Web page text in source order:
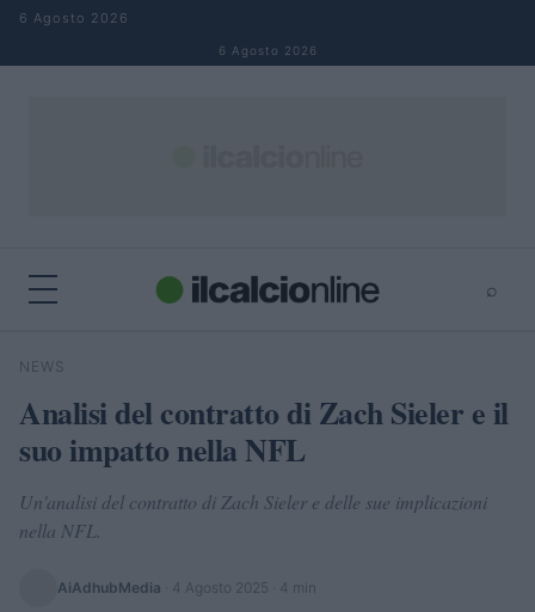
Salta al contenuto
6 Agosto 2026
6 Agosto 2026
⌕
Cerca
NEWS
Analisi del contratto di Zach Sieler e il
suo impatto nella NFL
Un'analisi del contratto di Zach Sieler e delle sue implicazioni
nella NFL.
AiAdhubMedia 4 Agosto 2025 · 4 min